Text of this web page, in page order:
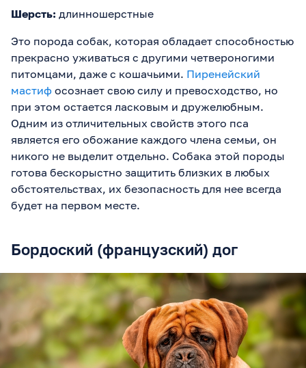
Шерсть: длинношерстные
Это порода собак, которая обладает способностью
прекрасно уживаться с другими четвероногими
питомцами, даже с кошачьими. Пиренейский
мастиф осознает свою силу и превосходство, но
при этом остается ласковым и дружелюбным.
Одним из отличительных свойств этого пса
является его обожание каждого члена семьи, он
никого не выделит отдельно. Собака этой породы
готова бескорыстно защитить близких в любых
обстоятельствах, их безопасность для нее всегда
будет на первом месте.
Бордоский (французский) дог